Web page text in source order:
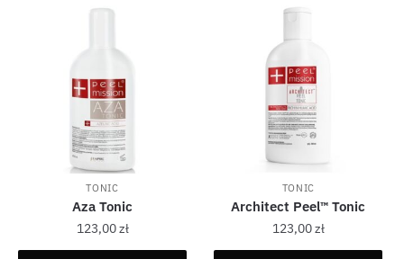
TONIC
Aza Tonic
123,00zł
TONIC
Architect Peel™ Tonic
123,00zł